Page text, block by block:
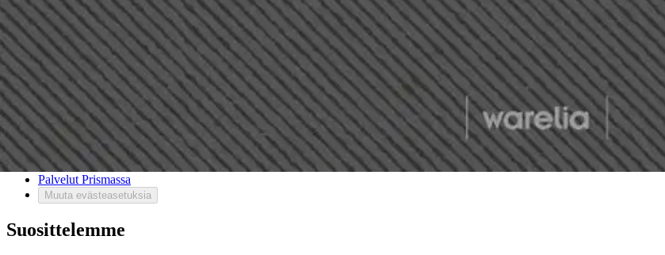
Vastuullisuus
Sivukartta
Mitä pidät Prisma.fi-verkkokaupasta?
Asiakaspalvelu
Usein kysytyt kysymykset
Ota yhteyttä asiakaspalveluun
Bonus ja asiakasomistajuus
Prisma-myymälöiden yhteystiedot
Mikä on Prisma?
Palvelut Prismassa
Muuta evästeasetuksia
Suosittelemme